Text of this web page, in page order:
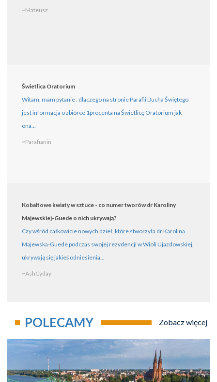
~Mateusz
Świetlica Oratorium
Witam, mam pytanie : dlaczego na stronie Parafii Ducha Świętego
jest informacja o zbiórce 1procenta na Świetlicę Oratorium jak
ona...
~Parafianin
Kobaltowe kwiaty w sztuce - co numer tworów dr Karoliny
Majewskiej-Guede o nich ukrywają?
Czy wśród całkowicie nowych dzieł, które stworzyła dr Karolina
Majewska-Guede podczas swojej rezydencji w Wioli Ujazdowskiej,
ukrywają się jakieś odniesienia...
~AshCyday
POLECAMY Zobacz więcej